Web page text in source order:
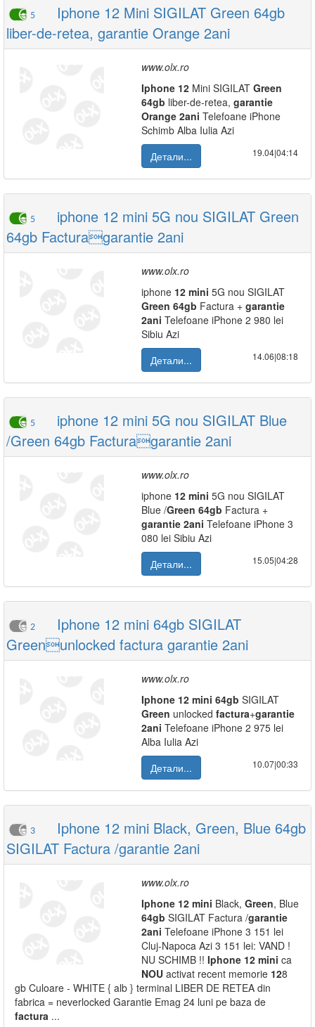
5
Iphone 12 Mini SIGILAT Green 64gb
liber-de-retea, garantie Orange 2ani
www.olx.ro
Iphone 12 Mini SIGILAT Green
64gb liber-de-retea, garantie
Orange 2ani Telefoane iPhone
Schimb Alba Iulia Azi
Детали...
19.04|04:14
5
iphone 12 mini 5G nou SIGILAT Green
64gb Facturagarantie 2ani
www.olx.ro
iphone 12 mini 5G nou SIGILAT
Green 64gb Factura + garantie
2ani Telefoane iPhone 2 980 lei
Sibiu Azi
Детали...
14.06|08:18
5
iphone 12 mini 5G nou SIGILAT Blue
/Green 64gb Facturagarantie 2ani
www.olx.ro
iphone 12 mini 5G nou SIGILAT
Blue /Green 64gb Factura +
garantie 2ani Telefoane iPhone 3
080 lei Sibiu Azi
Детали...
15.05|04:28
2
Iphone 12 mini 64gb SIGILAT
Greenunlocked factura garantie 2ani
www.olx.ro
Iphone 12 mini 64gb SIGILAT
Green unlocked factura+garantie
2ani Telefoane iPhone 2 975 lei
Alba Iulia Azi
Детали...
10.07|00:33
3
Iphone 12 mini Black, Green, Blue 64gb
SIGILAT Factura /garantie 2ani
www.olx.ro
Iphone 12 mini Black, Green, Blue
64gb SIGILAT Factura /garantie
2ani Telefoane iPhone 3 151 lei
Cluj-Napoca Azi 3 151 lei: VAND !
NU SCHIMB !! Iphone 12 mini ca
NOU activat recent memorie 128
gb Culoare - WHITE { alb } terminal LIBER DE RETEA din
fabrica = neverlocked Garantie Emag 24 luni pe baza de
factura ...